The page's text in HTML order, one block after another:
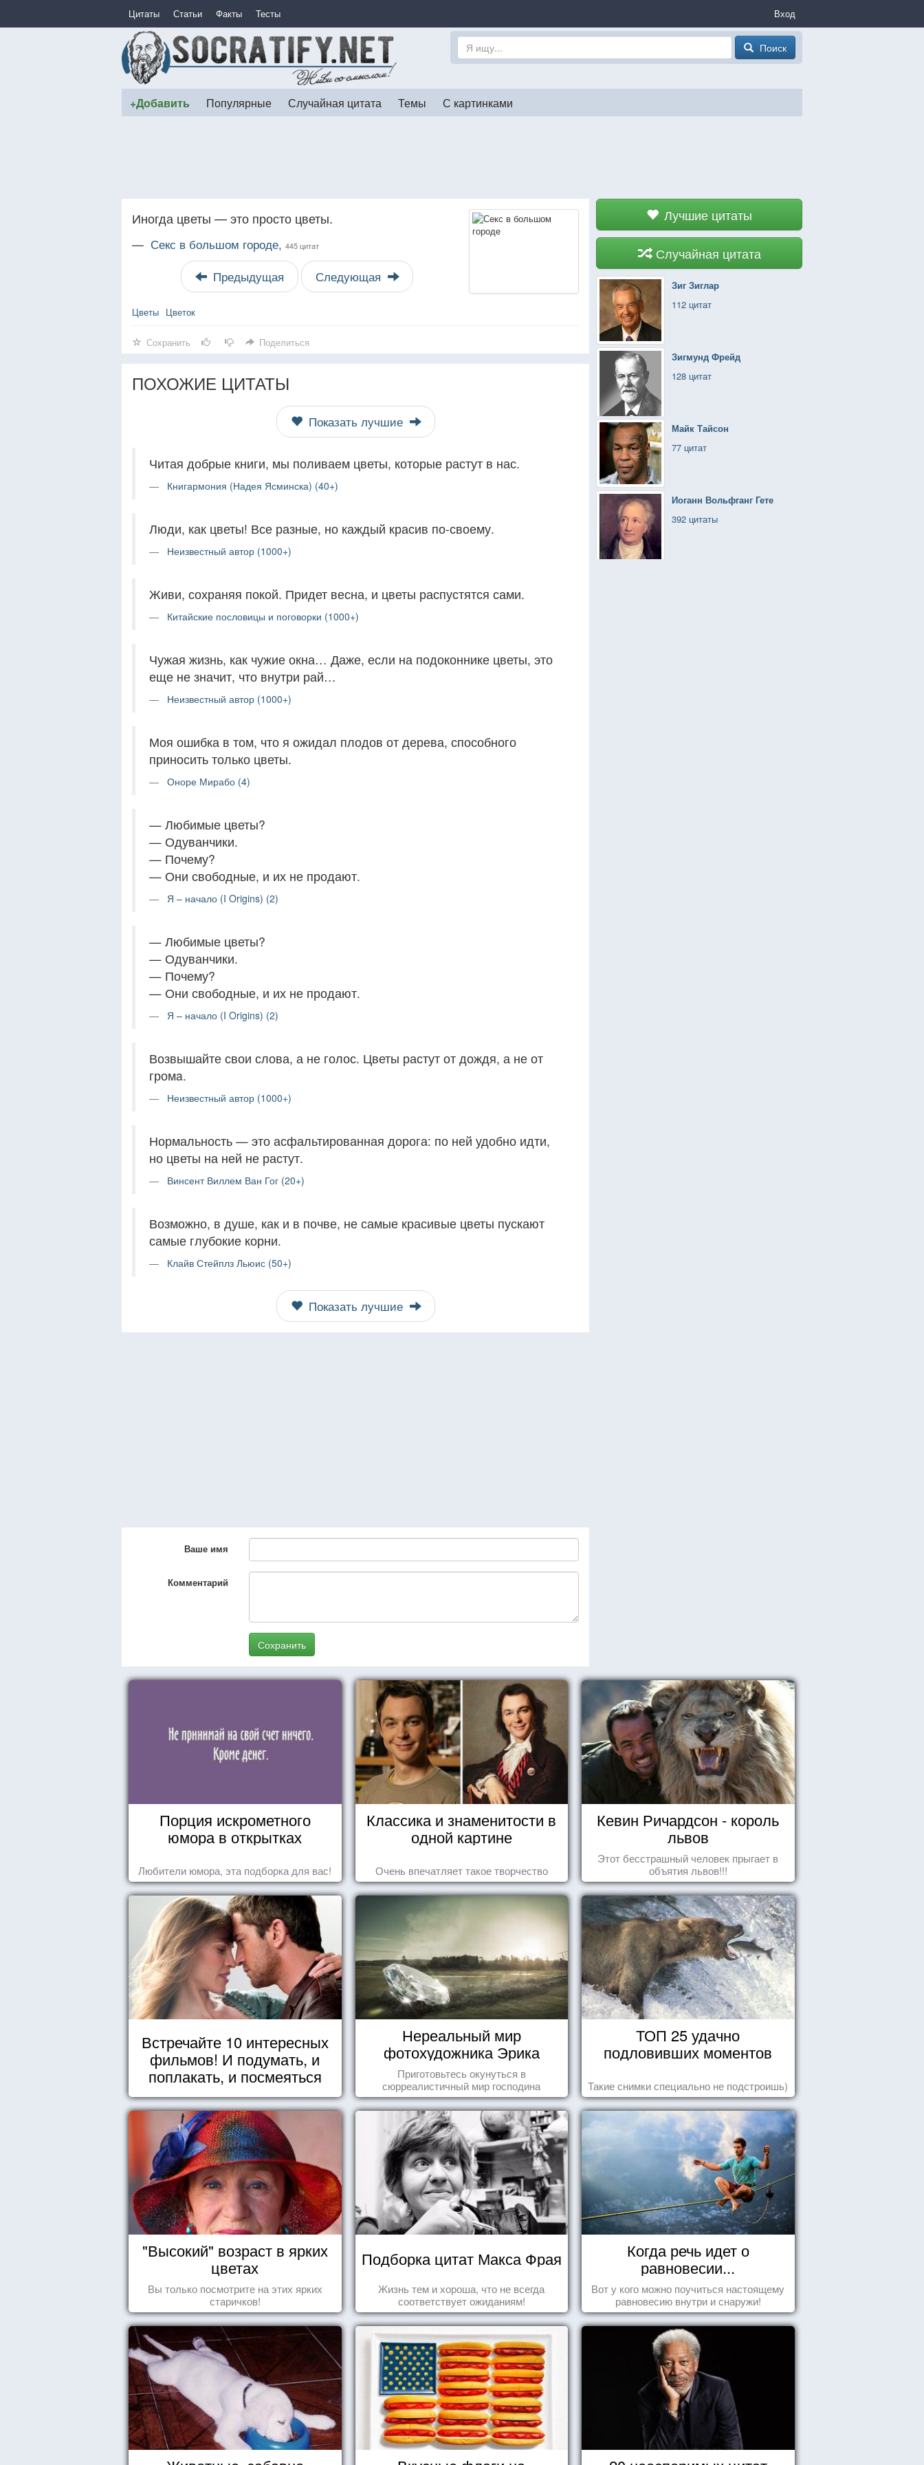
Цитаты Статьи Факты Тесты Вход
Поиск
+Добавить Популярные Случайная цитата Темы С картинками
Лучшие цитаты
Случайная цитата
Зиг Зиглар
112 цитат
Зигмунд Фрейд
128 цитат
Майк Тайсон
77 цитат
Иоганн Вольфганг Гете
392 цитаты
Иногда цветы — это просто цветы.
— Секс в большом городе, 445 цитат
Предыдущая Следующая
Цветы Цветок
Сохранить Поделиться
ПОХОЖИЕ ЦИТАТЫ
Показать лучшие
Читая добрые книги, мы поливаем цветы, которые растут в нас.
Книгармония (Надея Ясминска) (40+)
Люди, как цветы! Все разные, но каждый красив по-своему.
Неизвестный автор (1000+)
Живи, сохраняя покой. Придет весна, и цветы распустятся сами.
Китайские пословицы и поговорки (1000+)
Чужая жизнь, как чужие окна… Даже, если на подоконнике цветы, это
еще не значит, что внутри рай…
Неизвестный автор (1000+)
Моя ошибка в том, что я ожидал плодов от дерева, способного
приносить только цветы.
Оноре Мирабо (4)
— Любимые цветы?
— Одуванчики.
— Почему?
— Они свободные, и их не продают.
Я – начало (I Origins) (2)
— Любимые цветы?
— Одуванчики.
— Почему?
— Они свободные, и их не продают.
Я – начало (I Origins) (2)
Возвышайте свои слова, а не голос. Цветы растут от дождя, а не от
громa.
Неизвестный автор (1000+)
Нормальность — это асфальтированная дорога: по ней удобно идти,
но цветы на ней не растут.
Винсент Виллем Ван Гог (20+)
Возможно, в душе, как и в почве, не самые красивые цветы пускают
самые глубокие корни.
Клайв Стейплз Льюис (50+)
Показать лучшие
Ваше имя
Комментарий
Сохранить
Порция искрометного
юмора в открытках
Любители юмора, эта подборка для вас!
Классика и знаменитости в
одной картине
Очень впечатляет такое творчество
Кевин Ричардсон - король
львов
Этот бесстрашный человек прыгает в
объятия львов!!!
Встречайте 10 интересных
фильмов! И подумать, и
поплакать, и посмеяться
Нереальный мир
фотохудожника Эрика
Йоханссона
Приготовьтесь окунуться в
сюрреалистичный мир господина
Йоханссона
ТОП 25 удачно
подловивших моментов
Такие снимки специально не подстроишь)
"Высокий" возраст в ярких
цветах
Вы только посмотрите на этих ярких
старичков!
Подборка цитат Макса Фрая
Жизнь тем и хороша, что не всегда
соответствует ожиданиям!
Когда речь идет о
равновесии...
Вот у кого можно поучиться настоящему
равновесию внутри и снаружи!